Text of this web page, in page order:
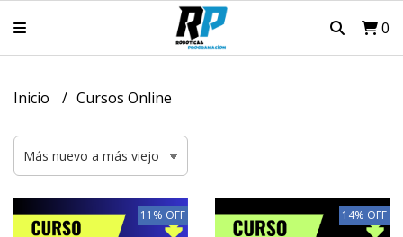
0
Inicio Cursos Online
11% OFF 14% OFF